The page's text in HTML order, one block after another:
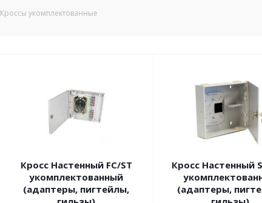
Кроссы укомплектованные
Кросс Настенный FC/ST
укомплектованный
(адаптеры, пигтейлы,
Кросс Настенный
(адаптеры,